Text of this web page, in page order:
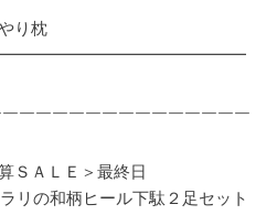
り枕
￣￣￣￣￣￣￣￣￣￣￣￣
ＬＥ＞最終日
の和柄ヒール下駄２足セット